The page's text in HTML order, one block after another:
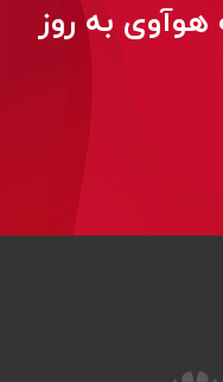
به روز